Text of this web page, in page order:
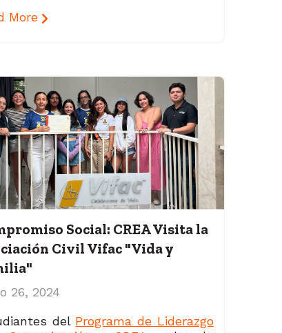
More
Social: CREA Visita la
Civil Vifac "Vida y
26, 2024
del Programa de Liderazgo